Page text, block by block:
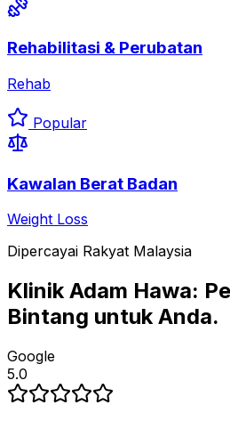
Rehabilitasi & Perubatan
Rehab
Popular
Kawalan Berat Badan
Weight Loss
Dipercayai Rakyat Malaysia
Klinik Adam Hawa:
Bintang untuk Anda.
Google
5.0